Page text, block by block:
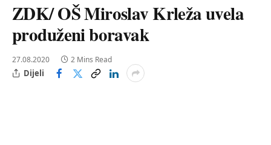
ZDK/ OŠ Miroslav Krleža uvela
produženi boravak
27.08.2020 2 Mins Read
Dijeli